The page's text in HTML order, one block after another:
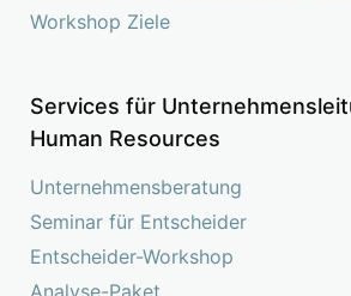
Workshop Ziele
Services für
Human Resources
Unternehmensberatung
Seminar für Entscheider
Entscheider-Workshop
Analyse-Paket